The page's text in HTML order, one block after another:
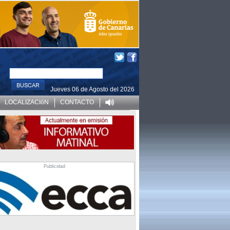
Jueves 06 de Agosto del 2026
LOCALIZACIóN CONTACTO
Publicidad